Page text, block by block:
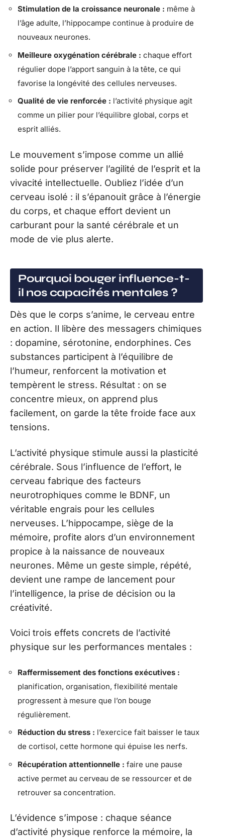
Stimulation de la croissance neuronale : même à
l’âge adulte, l’hippocampe continue à produire de
nouveaux neurones.
Meilleure oxygénation cérébrale : chaque effort
régulier dope l’apport sanguin à la tête, ce qui
favorise la longévité des cellules nerveuses.
Qualité de vie renforcée : l’activité physique agit
comme un pilier pour l’équilibre global, corps et
esprit alliés.
Le mouvement s’impose comme un allié
solide pour préserver l’agilité de l’esprit et la
vivacité intellectuelle. Oubliez l’idée d’un
cerveau isolé : il s’épanouit grâce à l’énergie
du corps, et chaque effort devient un
carburant pour la santé cérébrale et un
mode de vie plus alerte.
Pourquoi bouger influence-t-
il nos capacités mentales ?
Dès que le corps s’anime, le cerveau entre
en action. Il libère des messagers chimiques
: dopamine, sérotonine, endorphines. Ces
substances participent à l’équilibre de
l’humeur, renforcent la motivation et
tempèrent le stress. Résultat : on se
concentre mieux, on apprend plus
facilement, on garde la tête froide face aux
tensions.
L’activité physique stimule aussi la plasticité
cérébrale. Sous l’influence de l’effort, le
cerveau fabrique des facteurs
neurotrophiques comme le BDNF, un
véritable engrais pour les cellules
nerveuses. L’hippocampe, siège de la
mémoire, profite alors d’un environnement
propice à la naissance de nouveaux
neurones. Même un geste simple, répété,
devient une rampe de lancement pour
l’intelligence, la prise de décision ou la
créativité.
Voici trois effets concrets de l’activité
physique sur les performances mentales :
Raffermissement des fonctions exécutives :
planification, organisation, flexibilité mentale
progressent à mesure que l’on bouge
régulièrement.
Réduction du stress : l’exercice fait baisser le taux
de cortisol, cette hormone qui épuise les nerfs.
Récupération attentionnelle : faire une pause
active permet au cerveau de se ressourcer et de
retrouver sa concentration.
L’évidence s’impose : chaque séance
d’activité physique renforce la mémoire, la